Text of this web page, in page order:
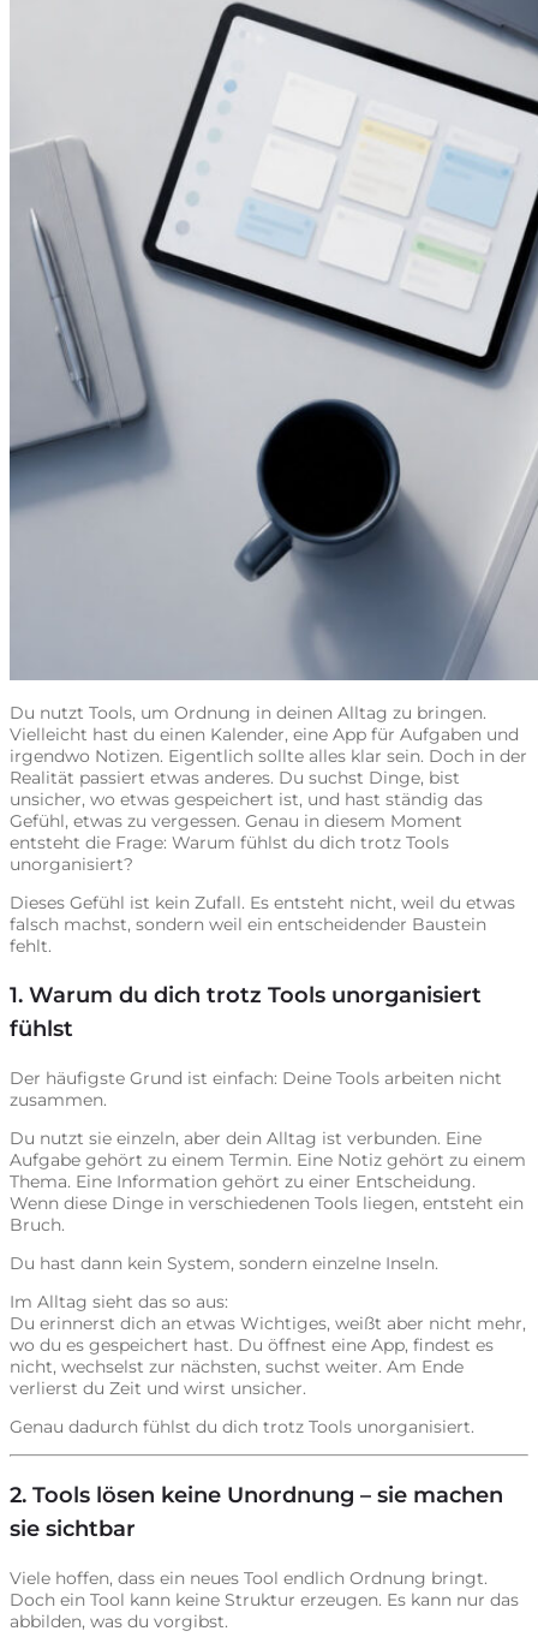
Du nutzt Tools, um Ordnung in deinen Alltag zu bringen.
Vielleicht hast du einen Kalender, eine App für Aufgaben und
irgendwo Notizen. Eigentlich sollte alles klar sein. Doch in der
Realität passiert etwas anderes. Du suchst Dinge, bist
unsicher, wo etwas gespeichert ist, und hast ständig das
Gefühl, etwas zu vergessen. Genau in diesem Moment
entsteht die Frage: Warum fühlst du dich trotz Tools
unorganisiert?
Dieses Gefühl ist kein Zufall. Es entsteht nicht, weil du etwas
falsch machst, sondern weil ein entscheidender Baustein
fehlt.
1. Warum du dich trotz Tools unorganisiert
fühlst
Der häufigste Grund ist einfach: Deine Tools arbeiten nicht
zusammen.
Du nutzt sie einzeln, aber dein Alltag ist verbunden. Eine
Aufgabe gehört zu einem Termin. Eine Notiz gehört zu einem
Thema. Eine Information gehört zu einer Entscheidung.
Wenn diese Dinge in verschiedenen Tools liegen, entsteht ein
Bruch.
Du hast dann kein System, sondern einzelne Inseln.
Im Alltag sieht das so aus:
Du erinnerst dich an etwas Wichtiges, weißt aber nicht mehr,
wo du es gespeichert hast. Du öffnest eine App, findest es
nicht, wechselst zur nächsten, suchst weiter. Am Ende
verlierst du Zeit und wirst unsicher.
Genau dadurch fühlst du dich trotz Tools unorganisiert.
2. Tools lösen keine Unordnung – sie machen
sie sichtbar
Viele hoffen, dass ein neues Tool endlich Ordnung bringt.
Doch ein Tool kann keine Struktur erzeugen. Es kann nur das
abbilden, was du vorgibst.